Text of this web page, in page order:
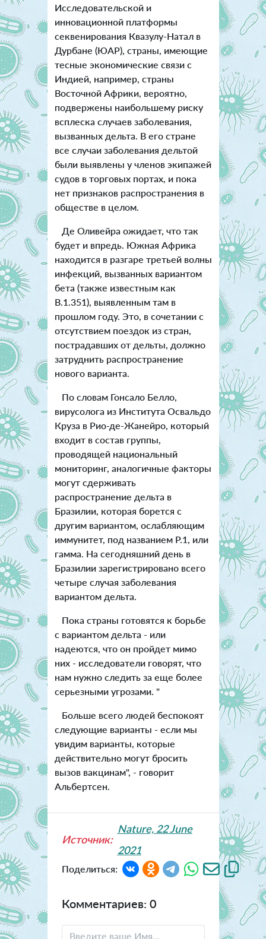
Исследовательской и
инновационной платформы
секвенирования Квазулу-Натал в
Дурбане (ЮАР), страны, имеющие
тесные экономические связи с
Индией, например, страны
Восточной Африки, вероятно,
подвержены наибольшему риску
всплеска случаев заболевания,
вызванных дельта. В его стране
все случаи заболевания дельтой
были выявлены у членов экипажей
судов в торговых портах, и пока
нет признаков распространения в
обществе в целом.
Де Оливейра ожидает, что так
будет и впредь. Южная Африка
находится в разгаре третьей волны
инфекций, вызванных вариантом
бета (также известным как
B.1.351), выявленным там в
прошлом году. Это, в сочетании с
отсутствием поездок из стран,
пострадавших от дельты, должно
затруднить распространение
нового варианта.
По словам Гонсало Белло,
вирусолога из Института Освальдо
Круза в Рио-де-Жанейро, который
входит в состав группы,
проводящей национальный
мониторинг, аналогичные факторы
могут сдерживать
распространение дельта в
Бразилии, которая борется с
другим вариантом, ослабляющим
иммунитет, под названием P.1, или
гамма. На сегодняшний день в
Бразилии зарегистрировано всего
четыре случая заболевания
вариантом дельта.
Пока страны готовятся к борьбе
с вариантом дельта - или
надеются, что он пройдет мимо
них - исследователи говорят, что
нам нужно следить за еще более
серьезными угрозами. "
Больше всего людей беспокоят
следующие варианты - если мы
увидим варианты, которые
действительно могут бросить
вызов вакцинам", - говорит
Альбертсен.
Источник:
Nature, 22 June
2021
Поделиться:
Комментариев: 0